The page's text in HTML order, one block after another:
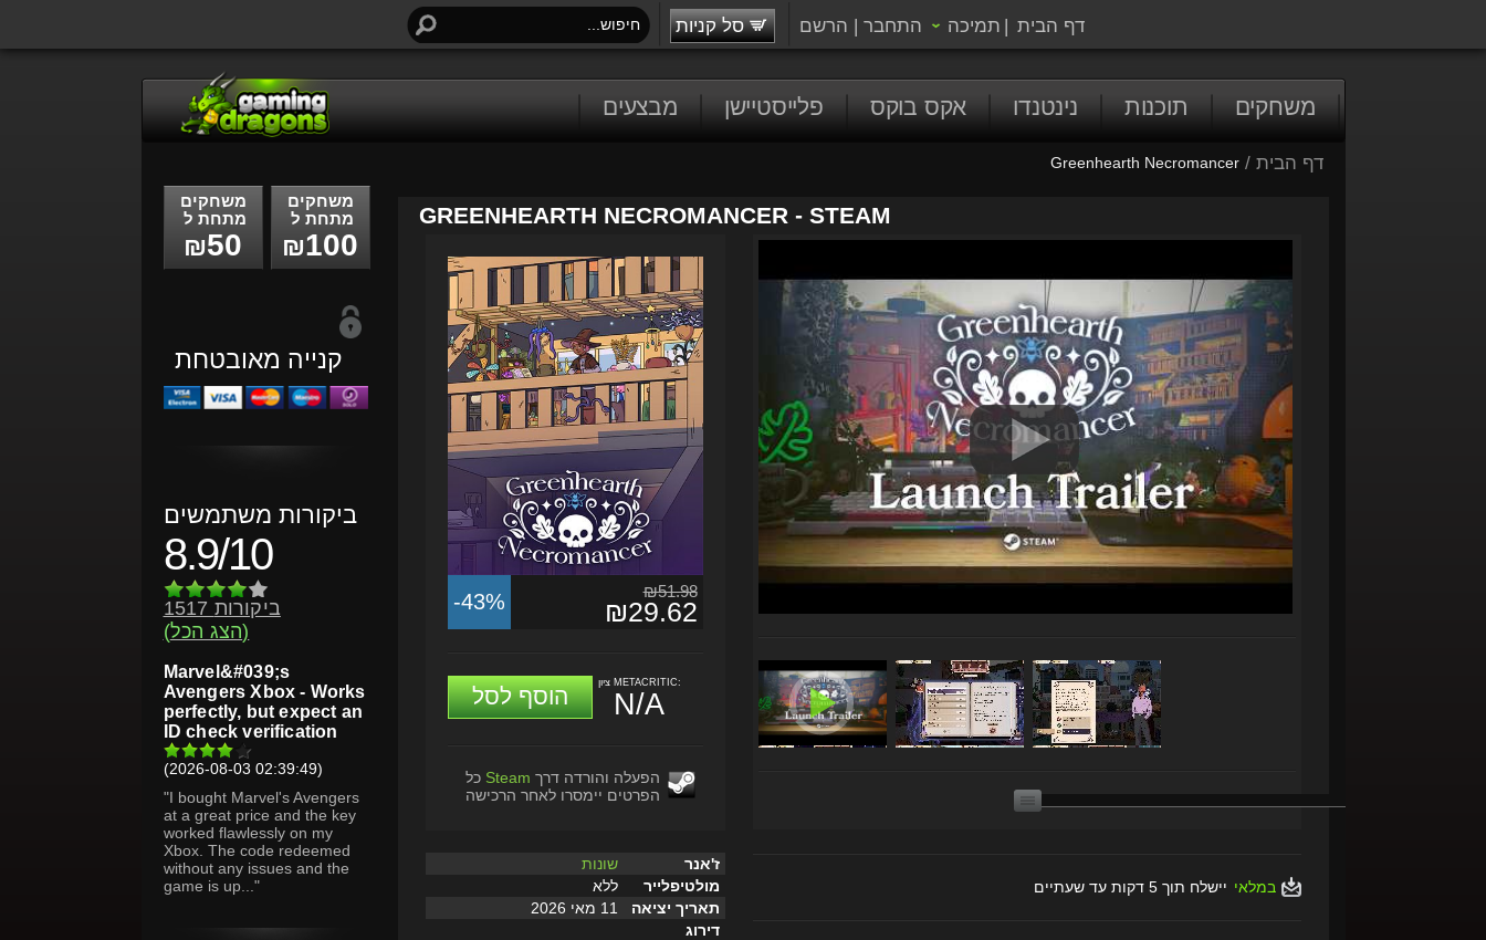
דף הבית | תמיכה התחבר | הרשם סל קניות
מבצעים פלייסטיישן אקס בוקס נינטנדו תוכנות משחקים
דף הבית /
Greenhearth Necromancer
משחקים
מתחת ל
₪50
משחקים
מתחת ל
₪100
קנייה מאובטחת
ביקורות משתמשים
8.9/10
1517 ביקורות
(הצג הכל)
Marvel&#039;s
Avengers Xbox - Works
perfectly, but expect an
ID check verification
(2026-08-03 02:39:49)
"I bought Marvel's Avengers
at a great price and the key
worked flawlessly on my
Xbox. The code redeemed
without any issues and the
game is up..."
GREENHEARTH NECROMANCER - STEAM
-43% ₪51.98
₪29.62
הוסף לסל
ציון METACRITIC:
N/A
הפעלה והורדה דרך Steam כל
הפרטים יימסרו לאחר הרכישה
ז'אנר
שונות
מולטיפלייר
ללא
תאריך יציאה
11 מאי 2026
דירוג
במלאי יישלח תוך 5 דקות עד שעתיים